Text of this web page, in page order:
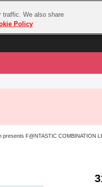
プレ
ラブライブ！サンシャイン‼
ラブライブ！虹ヶ咲学園スクールア
F@NTASTIC COMBINATION
traffic. We also share
Policy